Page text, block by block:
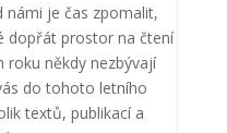
námi je čas zpomalit,
dopřát prostor na čtení
roku někdy nezbývají
do tohoto letního
textů, publikací a